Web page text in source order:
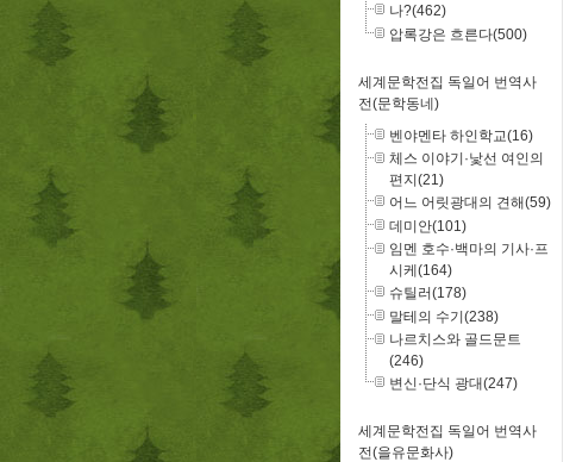
나?(462)
압록강은 흐른다(500)
세계문학전집 독일어 번역사
전(문학동네)
벤야멘타 하인학교(16)
체스 이야기·낯선 여인의
편지(21)
어느 어릿광대의 견해(59)
데미안(101)
임멘 호수·백마의 기사·프
시케(164)
슈틸러(178)
말테의 수기(238)
나르치스와 골드문트
(246)
변신·단식 광대(247)
세계문학전집 독일어 번역사
전(을유문화사)